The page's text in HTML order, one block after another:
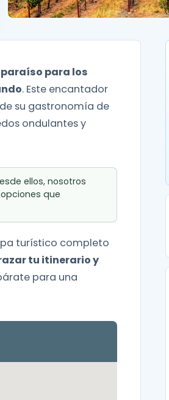
paraíso para los
. Este encantador
su gastronomía de
ondulantes y
ellos, nosotros
que
turístico completo
tu itinerario y
para una